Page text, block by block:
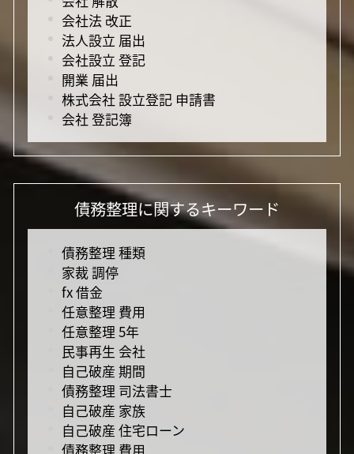
会社法 改正
法人設立 届出
会社設立 登記
開業 届出
株式会社 設立登記 申請書
会社 登記簿
債務整理に関するキーワード
債務整理 種類
家裁 調停
fx 借金
任意整理 費用
任意整理 5年
民事再生 会社
自己破産 期間
債務整理 司法書士
自己破産 家族
自己破産 住宅ローン
債務整理 費用